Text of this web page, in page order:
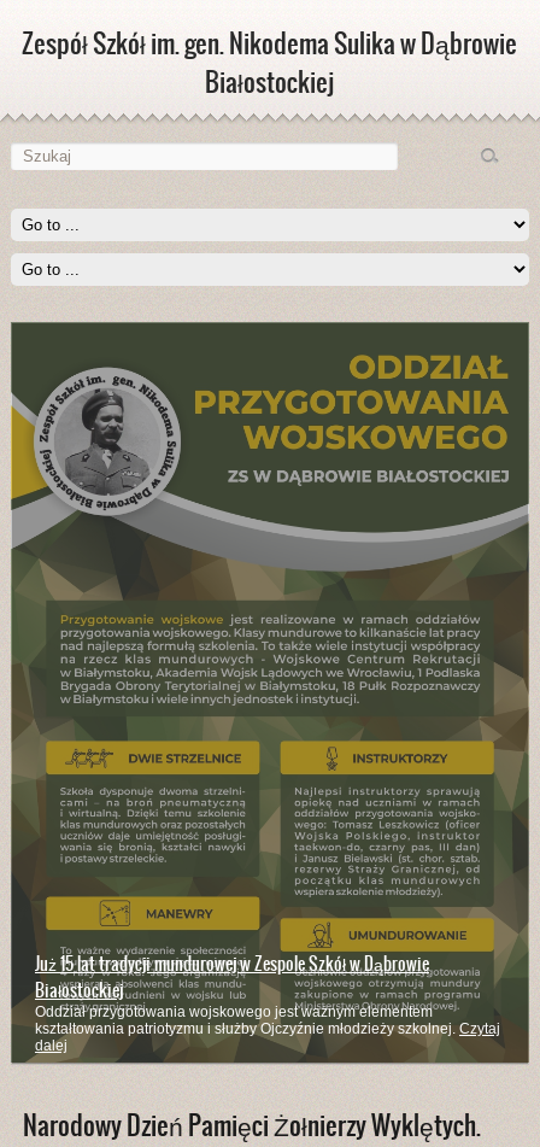
Zespół Szkół im. gen. Nikodema Sulika w Dąbrowie
Białostockiej
Już 15 lat tradycji mundurowej w Zespole Szkół w Dąbrowie
Białostockiej
Oddział przygotowania wojskowego jest ważnym elementem
kształtowania patriotyzmu i służby Ojczyźnie młodzieży szkolnej. Czytaj
dalej
Narodowy Dzień Pamięci Żołnierzy Wyklętych.